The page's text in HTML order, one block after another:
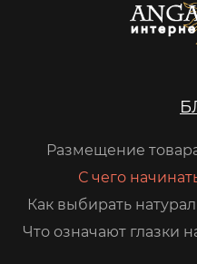
Размещение
С чего
Как выбирать
Что означают глазки